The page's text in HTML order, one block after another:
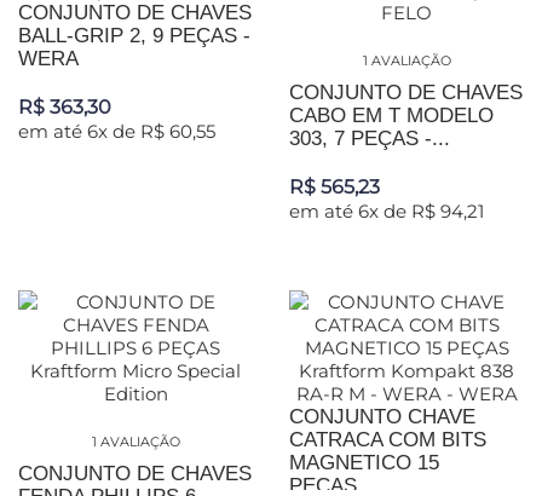
CONJUNTO DE CHAVES
BALL-GRIP 2, 9 PEÇAS -
WERA
R$ 363,30
em até 6x de R$ 60,55
1 AVALIAÇÃO
CONJUNTO DE CHAVES
CABO EM T MODELO
303, 7 PEÇAS -...
R$ 565,23
em até 6x de R$ 94,21
1 AVALIAÇÃO
CONJUNTO DE CHAVES
CONJUNTO CHAVE
CATRACA COM BITS
MAGNETICO 15
PEÇAS...